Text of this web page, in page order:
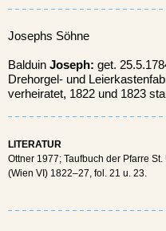
Josephs Söhne
Balduin Joseph: get.
Drehorgel- und
verheiratet, 1822 und 1823
LITERATUR
Ottner 1977; Taufbuch der Pfarre
(Wien VI) 1822–27, fol. 21 u. 23.